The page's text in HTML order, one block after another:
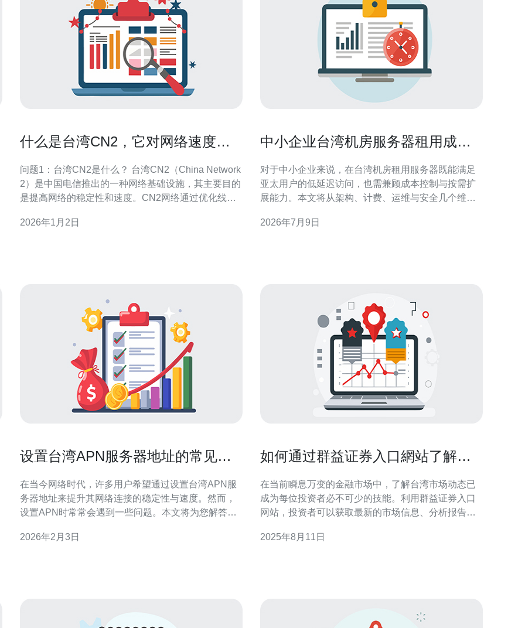
什么是台湾CN2，它对网络速度的
问题1：台湾CN2是什么？ 台湾CN2（China Network
2）是中国电信推出的一种网络基础设施，其主要目的
是提高网络的稳定性和速度。CN2网络通过优化线路
的带宽和更低的延迟。对于台湾用户而言，CN2网络
2026年1月2日
中小企业台湾机房服务器租用成本
对于中小企业来说，在台湾机房租用服务器既能满足
亚太用户的低延迟访问，也需兼顾成本控制与按需扩
展能力。本文将从架构、计费、运维与安全几个维
明确业务需求：访问量、流量峰值、带宽需求和合规
2026年7月9日
设置台湾APN服务器地址的常见问
在当今网络时代，许多用户希望通过设置台湾APN服
务器地址来提升其网络连接的稳定性与速度。然而，
设置APN时常常会遇到一些问题。本文将为您解答设
用的建议和推荐。 首先，很多用户在设置台湾APN服
2026年2月3日
如何通过群益证券入口網站了解台
在当前瞬息万变的金融市场中，了解台湾市场动态已
成为每位投资者必不可少的技能。利用群益证券入口
网站，投资者可以获取最新的市场信息、分析报告以
更好地利用这一平台。 1. 什么是群益证券入口网站？
2025年8月11日